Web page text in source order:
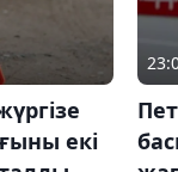
екі